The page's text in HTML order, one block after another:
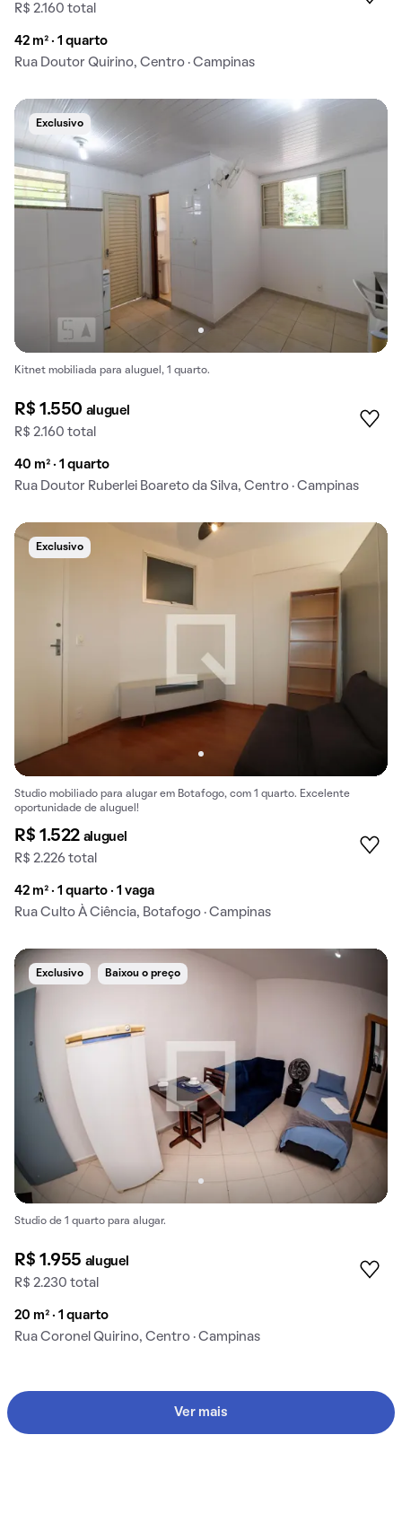
R$ 2.160 total
42 m² · 1 quarto
Rua Doutor Quirino, Centro · Campinas
Exclusivo
Kitnet mobiliada para aluguel, 1 quarto.
R$ 1.550 aluguel
R$ 2.160 total
40 m² · 1 quarto
Rua Doutor Ruberlei Boareto da Silva, Centro · Campinas
Exclusivo
Studio mobiliado para alugar em Botafogo, com 1 quarto. Excelente
oportunidade de aluguel!
R$ 1.522 aluguel
R$ 2.226 total
42 m² · 1 quarto · 1 vaga
Rua Culto À Ciência, Botafogo · Campinas
Exclusivo Baixou o preço
Studio de 1 quarto para alugar.
R$ 1.955 aluguel
R$ 2.230 total
20 m² · 1 quarto
Rua Coronel Quirino, Centro · Campinas
Ver mais